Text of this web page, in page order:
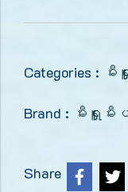
Categories : မီး
Brand : မီးရှူးမီး
Share